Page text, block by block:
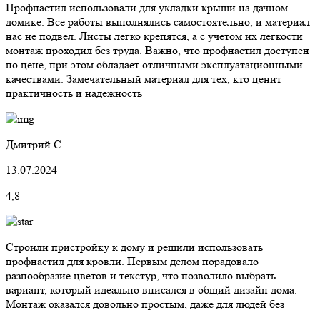
Профнастил использовали для укладки крыши на дачном
домике. Все работы выполнялись самостоятельно, и материал
нас не подвел. Листы легко крепятся, а с учетом их легкости
монтаж проходил без труда. Важно, что профнастил доступен
по цене, при этом обладает отличными эксплуатационными
качествами. Замечательный материал для тех, кто ценит
практичность и надежность
Дмитрий С.
13.07.2024
4,8
Строили пристройку к дому и решили использовать
профнастил для кровли. Первым делом порадовало
разнообразие цветов и текстур, что позволило выбрать
вариант, который идеально вписался в общий дизайн дома.
Монтаж оказался довольно простым, даже для людей без